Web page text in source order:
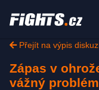
Přejít na výpis
Zápas v
vážný problém